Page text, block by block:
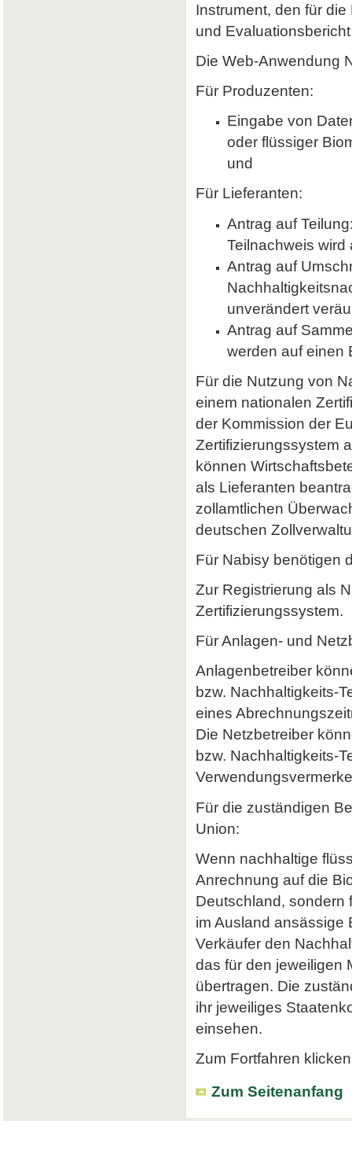
Instrument, den für
und
Die Web-Anwendung
Für Produzenten:
Eingabe von
oder flüssiger
und
Für Lieferanten:
Antrag auf
Teilnachweis wird
Antrag auf
unverändert
Antrag auf
werden auf einen
Für die Nutzung von
einem nationalen
der Kommission der
Zertifizierungssystem
können
als Lieferanten
zollamtlichen
deutschen
Für Nabisy benötigen
Zur Registrierung als
Zertifizierungssystem.
Für Anlagen- und
Anlagenbetreiber
bzw. Nachhaltigkeits-
eines
Die Netzbetreiber
bzw. Nachhaltigkeits-
Für die zuständigen
Union:
Wenn nachhaltige
Anrechnung auf die
Deutschland, sondern
im Ausland ansässige
Verkäufer den
das für den jeweiligen
übertragen. Die
ihr jeweiliges
einsehen.
Zum Fortfahren
Zum Seitenanfang